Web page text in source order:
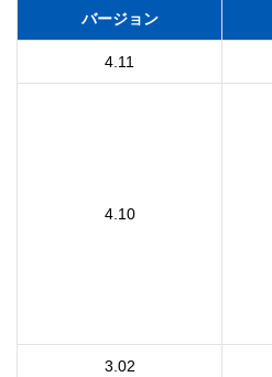
バージョン
4.11
4.10
3.02